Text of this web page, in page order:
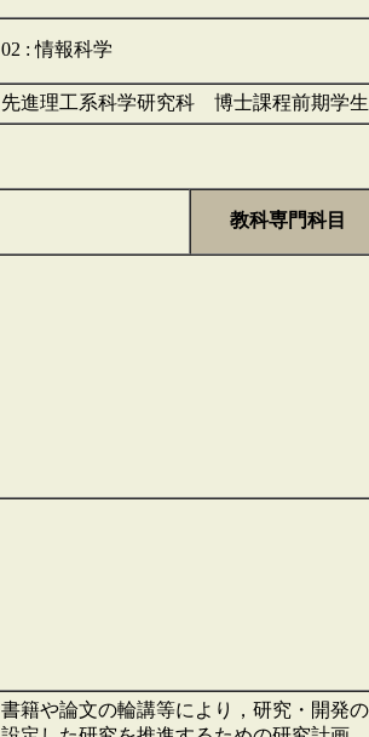
02 : 情報科学
先進理工系科学研究科 博士課程前期学生
教科専門科目
書籍や論文の輪講等により，研究・開発